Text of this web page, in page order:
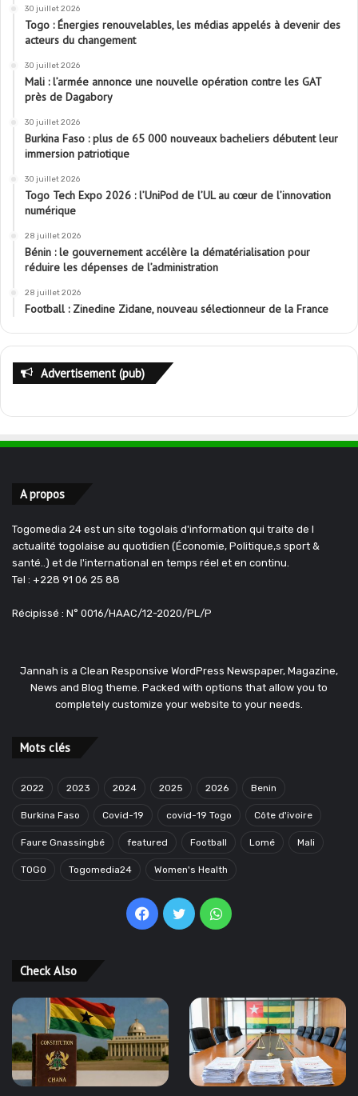
30 juillet 2026
Togo : Énergies renouvelables, les médias appelés à devenir des
acteurs du changement
30 juillet 2026
Mali : l’armée annonce une nouvelle opération contre les GAT
près de Dagabory
30 juillet 2026
Burkina Faso : plus de 65 000 nouveaux bacheliers débutent leur
immersion patriotique
30 juillet 2026
Togo Tech Expo 2026 : l’UniPod de l’UL au cœur de l’innovation
numérique
28 juillet 2026
Bénin : le gouvernement accélère la dématérialisation pour
réduire les dépenses de l’administration
28 juillet 2026
Football : Zinedine Zidane, nouveau sélectionneur de la France
Advertisement (pub)
A propos
Togomedia 24 est un site togolais d'information qui traite de l
actualité togolaise au quotidien (Économie, Politique,s sport &
santé..) et de l'international en temps réel et en continu.
Tel : +228 91 06 25 88
Récipissé : N° 0016/HAAC/12-2020/PL/P
Jannah is a Clean Responsive WordPress Newspaper, Magazine,
News and Blog theme. Packed with options that allow you to
completely customize your website to your needs.
Mots clés
2022 2023 2024 2025 2026 Benin
Burkina Faso Covid-19 covid-19 Togo Côte d'ivoire
Faure Gnassingbé featured Football Lomé Mali
TOGO Togomedia24 Women's Health
Facebook
TwitterWhatsApp
Check Also